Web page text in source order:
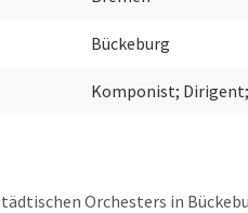
Bückeburg
Komponist;
Orchesters in